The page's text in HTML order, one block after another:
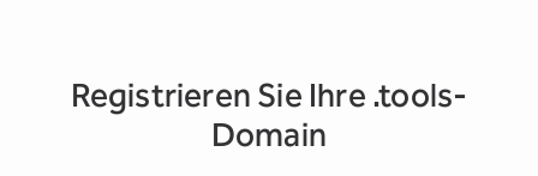
Registrieren Sie Ihre .tools-
Domain